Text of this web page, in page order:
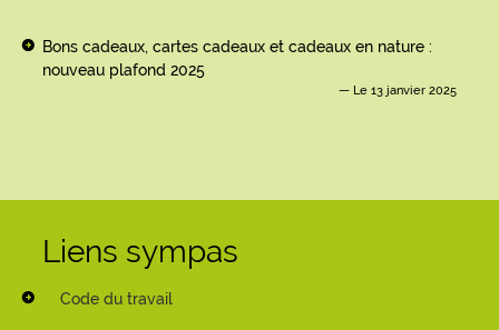
Bons cadeaux, cartes cadeaux et cadeaux en nature :
nouveau plafond 2025
Le 13 janvier 2025
Liens sympas
Code du travail